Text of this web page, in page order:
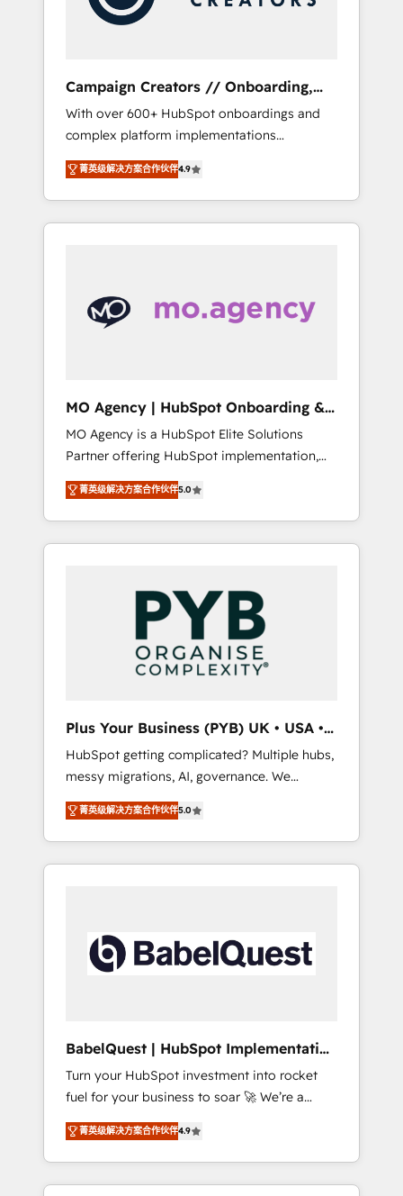
bring your revenue infrastructure to life. Our
collaborative approach keeps you in control
supported over 500 organisations with
HubSpot implementation, optimisation,
training, and adoption assurance. Our tried
and tested Roadmap methodology will
ensure that you receive the best deployment
experience possible. Whether you are new to
HubSpot or seeking to turn around a poor
Campaign Creators // Onboarding,
CRM Migration
With over 600+ HubSpot onboardings and
complex platform implementations
delivered, CC is the go-to Elite Solutions
Partner for businesses ready to migrate,
replatform, and scale smarter. We specialize
in high-impact CRM and CMS migrations and
turning fragmented systems into unified,
growth-ready HubSpot architectures that
custom integrations across your full tech
stack. - Custom object setup, CMS builds, and
full-funnel automation. - Dashboards,
lifecycle campaigns, and lead nurturing
sequences. - Cross-hub setup across
Marketing, Sales, Operations, and Service
Hubs. - Ongoing optimization, managed
HubSpot your most powerful growth engine.
Built to convert, scale, and drive results.
菁英级解决方案合作伙伴4.9
MO Agency | HubSpot Onboarding &
Implementation
MO Agency is a HubSpot Elite Solutions
Partner offering HubSpot implementation,
marketing automation, CRM and RevOps
consulting, B2B SEO, paid media, content
marketing, AEO and GEO (AI search
optimisation), and HubSpot Content Hub
technology, professional services, financial
services and industrial sectors. Offices in
Johannesburg, Cape Town, Dubai & London.
500+ HubSpot CRM implementations
Google AI Overviews. HubSpot Impact Award
- Customer First HubSpot Impact Award -
Integrations Innovation HubSpot Impact
Award - Platform Migration Excellence
HubSpot Impact Award - Platform Excellence
40+ full-time HubSpot professionals. 100s of
certifications and accreditations with
菁英级解决方案合作伙伴5.0
Plus Your Business (PYB) UK • USA •
Europe
HubSpot getting complicated? Multiple hubs,
messy migrations, AI, governance. We
organise that complexity, so your team can
put HubSpot to work... Welcome to our
Profile! We help with: • CRM implementation,
reports, workflows, and team training • CRM
governance for HubSpot-centred operations
A little about us: • Boutique 'Elite' team of 12 •
42001:2023 certified - the AI management
standard • GuardHub: our AI governance
framework, built on ISO 42001 Ready for the
next step? Click the 👈 '𝗖𝗼𝗻𝘁𝗮𝗰𝘁 𝗯𝘂𝘀𝗶𝗻𝗲𝘀𝘀'
button to get in touch (𝘸𝘦'𝘳𝘦 𝘴𝘶𝘱𝘦𝘳
𝘳𝘦𝘴𝘱𝘰𝘯𝘴𝘪𝘷𝘦)
菁英级解决方案合作伙伴5.0
BabelQuest | HubSpot Implementation
& Consultancy
Turn your HubSpot investment into rocket
fuel for your business to soar 🚀 We’re a
team of accredited HubSpot experts ready
to help you. We can implement the platform
into complex business environments,
optimise what you've got and make sure you
菁英级解决方案合作伙伴4.9